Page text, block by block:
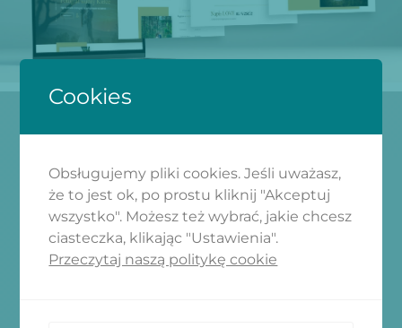
Cookies
Obsługujemy pliki cookies. Jeśli uważasz,
że to jest ok, po prostu kliknij "Akceptuj
wszystko". Możesz też wybrać, jakie chcesz
ciasteczka, klikając "Ustawienia".
Przeczytaj naszą politykę cookie